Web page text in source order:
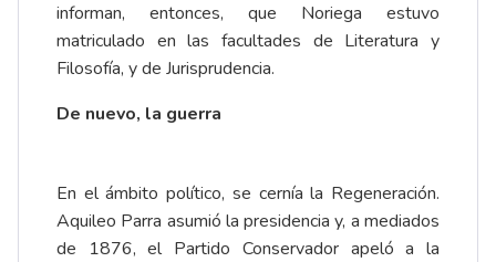
informan, entonces, que Noriega estuvo
matriculado en las facultades de Literatura y
Filosofía, y de Jurisprudencia.
De nuevo, la guerra
En el ámbito político, se cernía la Regeneración.
Aquileo Parra asumió la presidencia y, a mediados
de 1876, el Partido Conservador apeló a la